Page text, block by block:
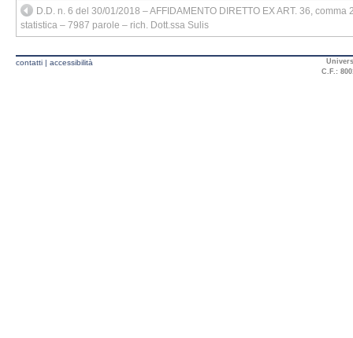
D.D. n. 6 del 30/01/2018 – AFFIDAMENTO DIRETTO EX ART. 36,
statistica – 7987 parole – rich. Dott.ssa Sulis
contatti | accessibilità
C.F.: